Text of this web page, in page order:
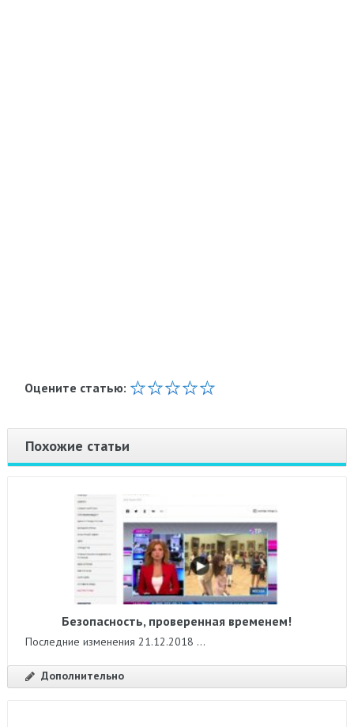
Оцените статью:
Похожие статьи
Безопасность, проверенная временем!
Последние изменения 21.12.2018 ...
Дополнительно